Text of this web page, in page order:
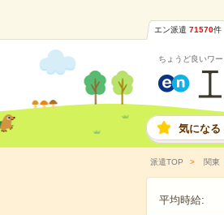
エン派遣 71570件
ちょうど良いワ
気になる
派遣TOP 関東
平均時給: